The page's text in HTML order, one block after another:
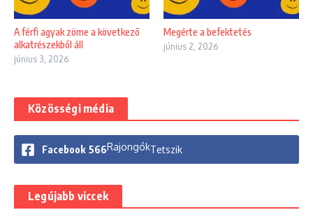
A férfi agyak zöme a következõ
alkatrészekbõl áll
június 3, 2026
Megérte a befektetés
június 2, 2026
Közösségi média
Facebook 566RajongókTetszik
Legújabb viccek